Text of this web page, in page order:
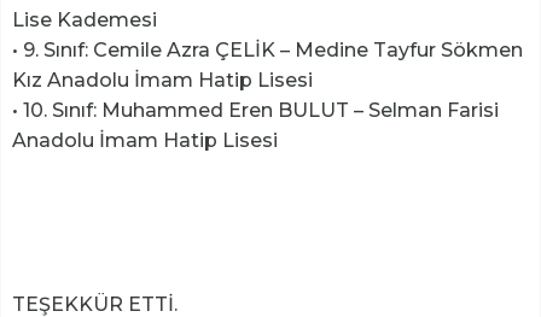
Lise Kademesi
• 9. Sınıf: Cemile Azra ÇELİK – Medine Tayfur Sökmen
Kız Anadolu İmam Hatip Lisesi
• 10. Sınıf: Muhammed Eren BULUT – Selman Farisi
Anadolu İmam Hatip Lisesi
TEŞEKKÜR ETTİ.